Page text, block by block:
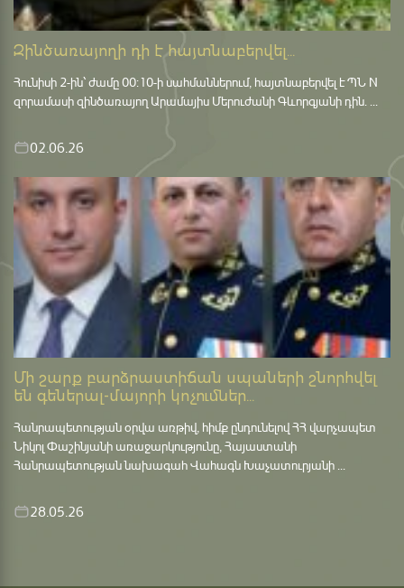
Զինծառայողի դի է հայտնաբերվել...
Հունիսի 2-ին՝ ժամը 00:10-ի սահմաններում, հայտնաբերվել է ՊՆ N
զորամասի զինծառայող Արամայիս Մերուժանի Գևորգյանի դին. ...
02.06.26
Մի շարք բարձրաստիճան սպաների շնորհվել
են գեներալ-մայորի կոչումներ...
Հանրապետության օրվա առթիվ, հիմք ընդունելով ՀՀ վարչապետ
Նիկոլ Փաշինյանի առաջարկությունը, Հայաստանի
Հանրապետության նախագահ Վահագն Խաչատուրյանի ...
28.05.26